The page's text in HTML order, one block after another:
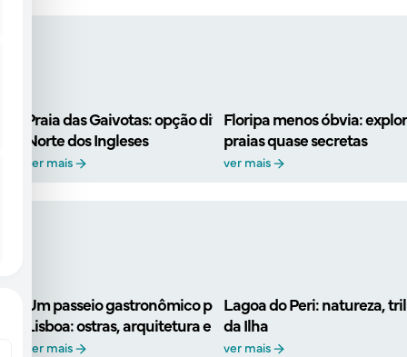
Praia das Gaivotas: opção diferenciada no canto
Norte dos Ingleses
ver mais
Floripa menos óbvia:
praias quase secretas
ver mais
Um passeio gastronômico por Santo Antônio de
Lisboa: ostras, arquitetura e poesia
ver mais
Lagoa do Peri: natureza,
da Ilha
ver mais